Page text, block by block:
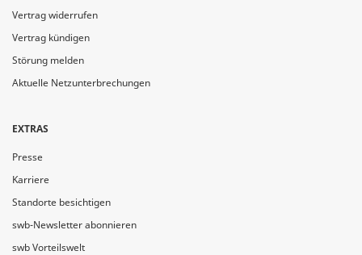
Vertrag widerrufen
Vertrag kündigen
Störung melden
Aktuelle Netzunterbrechungen
EXTRAS
Presse
Karriere
Standorte besichtigen
swb-Newsletter abonnieren
swb Vorteilswelt